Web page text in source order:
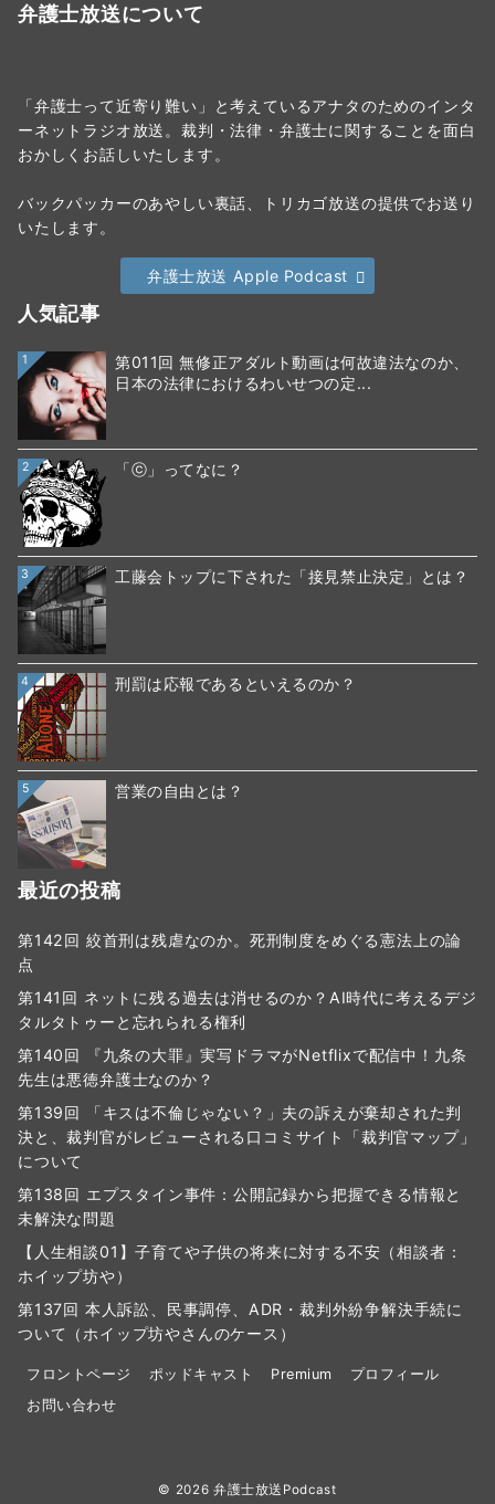
弁護士放送について
「弁護士って近寄り難い」と考えているアナタのためのインタ
ーネットラジオ放送。裁判・法律・弁護士に関することを面白
おかしくお話しいたします。
バックパッカーのあやしい裏話、トリカゴ放送の提供でお送り
いたします。
弁護士放送 Apple Podcast
人気記事
1
第011回 無修正アダルト動画は何故違法なのか、
日本の法律におけるわいせつの定...
2 「ⓒ」ってなに？
3 工藤会トップに下された「接見禁止決定」とは？
4 刑罰は応報であるといえるのか？
5 営業の自由とは？
最近の投稿
第142回 絞首刑は残虐なのか。死刑制度をめぐる憲法上の論
点
第141回 ネットに残る過去は消せるのか？AI時代に考えるデジ
タルタトゥーと忘れられる権利
第140回 『九条の大罪』実写ドラマがNetflixで配信中！九条
先生は悪徳弁護士なのか？
第139回 「キスは不倫じゃない？」夫の訴えが棄却された判
決と、裁判官がレビューされる口コミサイト「裁判官マップ」
について
第138回 エプスタイン事件：公開記録から把握できる情報と
未解決な問題
【人生相談01】子育てや子供の将来に対する不安（相談者：
ホイップ坊や）
第137回 本人訴訟、民事調停、ADR・裁判外紛争解決手続に
ついて（ホイップ坊やさんのケース）
フロントページ ポッドキャスト Premium
プロフィール
お問い合わせ
© 2026 弁護士放送Podcast